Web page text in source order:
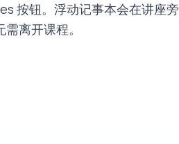
按钮。浮动记事本会在讲座旁
离开课程。